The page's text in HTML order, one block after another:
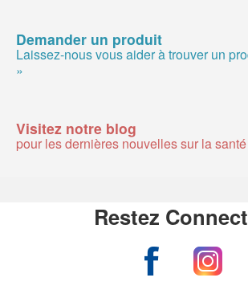
Demander un produit
Laissez-nous vous aider à trouver un
»
Visitez notre blog
pour les dernières nouvelles sur la
Restez